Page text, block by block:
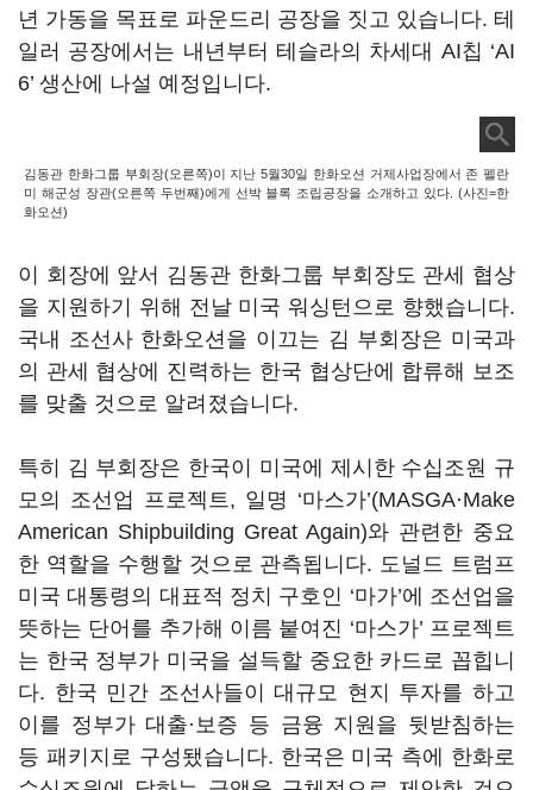
년 가동을 목표로 파운드리 공장을 짓고 있습니다. 테
일러 공장에서는 내년부터 테슬라의 차세대 AI칩 ‘AI
6’ 생산에 나설 예정입니다.
김동관 한화그룹 부회장(오른쪽)이 지난 5월30일 한화오션 거제사업장에서 존 펠란
미 해군성 장관(오른쪽 두번째)에게 선박 블록 조립공장을 소개하고 있다. (사진=한
화오션)
이 회장에 앞서 김동관 한화그룹 부회장도 관세 협상
을 지원하기 위해 전날 미국 워싱턴으로 향했습니다.
국내 조선사 한화오션을 이끄는 김 부회장은 미국과
의 관세 협상에 진력하는 한국 협상단에 합류해 보조
를 맞출 것으로 알려졌습니다.
특히 김 부회장은 한국이 미국에 제시한 수십조원 규
모의 조선업 프로젝트, 일명 ‘마스가’(MASGA·Make
American Shipbuilding Great Again)와 관련한 중요
한 역할을 수행할 것으로 관측됩니다. 도널드 트럼프
미국 대통령의 대표적 정치 구호인 ‘마가’에 조선업을
뜻하는 단어를 추가해 이름 붙여진 ‘마스가’ 프로젝트
는 한국 정부가 미국을 설득할 중요한 카드로 꼽힙니
다. 한국 민간 조선사들이 대규모 현지 투자를 하고
이를 정부가 대출·보증 등 금융 지원을 뒷받침하는
등 패키지로 구성됐습니다. 한국은 미국 측에 한화로